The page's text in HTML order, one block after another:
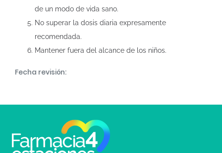
de un modo de vida sano.
No superar la dosis diaria expresamente
recomendada.
Mantener fuera del alcance de los niños.
Fecha revisión: